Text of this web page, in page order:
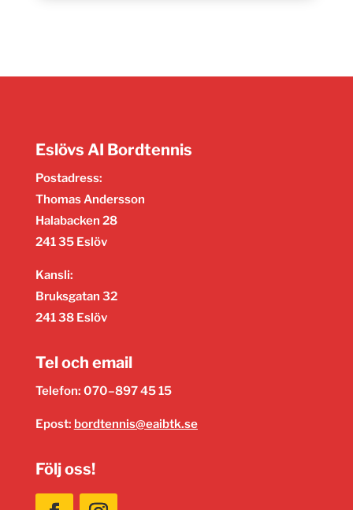
Eslövs AI Bordtennis
Postadress:
Thomas Andersson
Halabacken 28
241 35 Eslöv
Kansli:
Bruksgatan 32
241 38 Eslöv
Tel och email
Telefon: 070–897 45 15
Epost: bordtennis@eaibtk.se
Följ oss!